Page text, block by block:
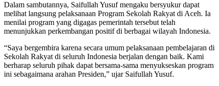
‎‎Dalam sambutannya, Saifullah Yusuf mengaku bersyukur dapat
melihat langsung pelaksanaan Program Sekolah Rakyat di Aceh. Ia
menilai program yang digagas pemerintah tersebut telah
menunjukkan perkembangan positif di berbagai wilayah Indonesia.
‎‎“Saya bergembira karena secara umum pelaksanaan pembelajaran di
Sekolah Rakyat di seluruh Indonesia berjalan dengan baik. Kami
berharap seluruh pihak dapat bersama-sama menyukseskan program
ini sebagaimana arahan Presiden,” ujar Saifullah Yusuf.